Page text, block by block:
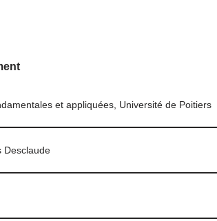
et appliquées, Université de Poitiers
Desclaude